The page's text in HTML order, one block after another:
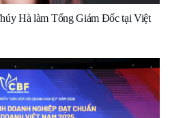
Hà làm Tổng Giám Đốc tại Việt